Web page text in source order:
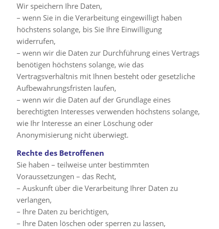
Wir speichern Ihre Daten,
– wenn Sie in die Verarbeitung eingewilligt haben
höchstens solange, bis Sie Ihre Einwilligung
widerrufen,
– wenn wir die Daten zur Durchführung eines Vertrags
benötigen höchstens solange, wie das
Vertragsverhältnis mit Ihnen besteht oder gesetzliche
Aufbewahrungsfristen laufen,
– wenn wir die Daten auf der Grundlage eines
berechtigten Interesses verwenden höchstens solange,
wie Ihr Interesse an einer Löschung oder
Anonymisierung nicht überwiegt.
Rechte des Betroffenen
Sie haben – teilweise unter bestimmten
Voraussetzungen – das Recht,
– Auskunft über die Verarbeitung Ihrer Daten zu
verlangen,
– Ihre Daten zu berichtigen,
– Ihre Daten löschen oder sperren zu lassen,